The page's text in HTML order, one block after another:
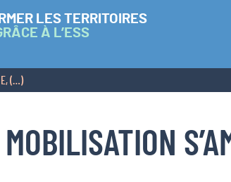
LES TERRITOIRES
À L’ESS
(…)